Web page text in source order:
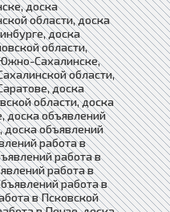
доска
области, доска
доска
области,
Сахалинске,
области,
доска
области, доска
доска объявлений
доска объявлений
работа в
работа в
работа в
работа в
в Псковской